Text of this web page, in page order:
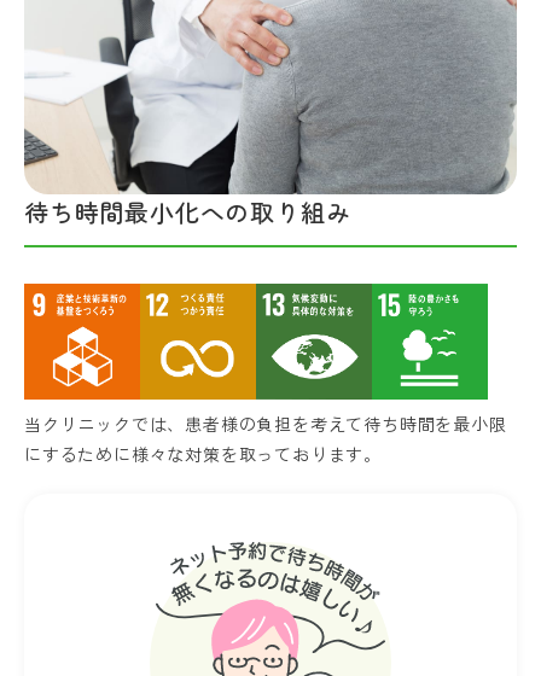
待ち時間最小化への取り組み
当クリニックでは、患者様の負担を考えて待ち時間を最小限
にするために様々な対策を取っております。